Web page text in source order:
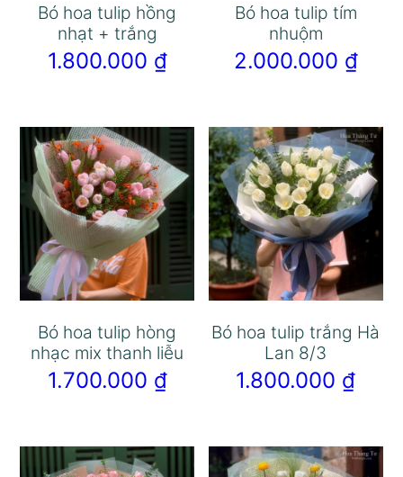
Bó hoa tulip hồng
nhạt + trắng
1.800.000 ₫
Bó hoa tulip tím
nhuộm
2.000.000 ₫
Bó hoa tulip hòng
nhạc mix thanh liễu
1.700.000 ₫
Bó hoa tulip trắng Hà
Lan 8/3
1.800.000 ₫